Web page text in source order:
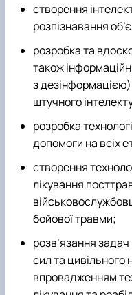
створення
розпізнавання
розробка та
також
з
штучного
розробка
допомоги на всіх
створення
лікування
бойової травми;
розв’язання
сил та
впровадженням